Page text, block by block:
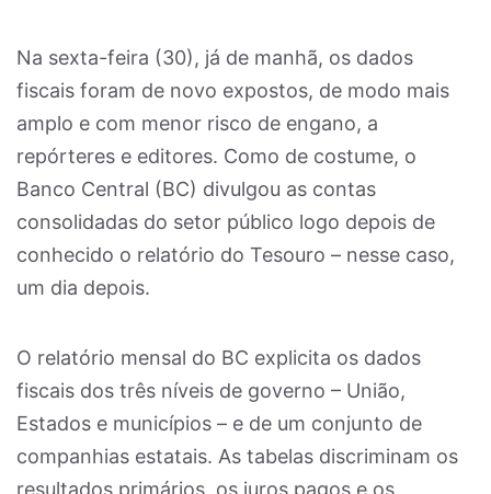
Na sexta-feira (30), já de manhã, os dados
fiscais foram de novo expostos, de modo mais
amplo e com menor risco de engano, a
repórteres e editores. Como de costume, o
Banco Central (BC) divulgou as contas
consolidadas do setor público logo depois de
conhecido o relatório do Tesouro – nesse caso,
um dia depois.
O relatório mensal do BC explicita os dados
fiscais dos três níveis de governo – União,
Estados e municípios – e de um conjunto de
companhias estatais. As tabelas discriminam os
resultados primários, os juros pagos e os